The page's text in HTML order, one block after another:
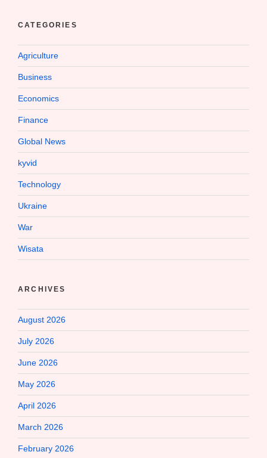
CATEGORIES
Agriculture
Business
Economics
Finance
Global News
kyvid
Technology
Ukraine
War
Wisata
ARCHIVES
August 2026
July 2026
June 2026
May 2026
April 2026
March 2026
February 2026